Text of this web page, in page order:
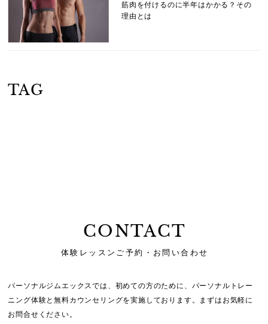
筋肉を付けるのに半年はかかる？その
理由とは
TAG
CONTACT
体験レッスンご予約・お問い合わせ
パーソナルジムエックスでは、初めての方のために、 パーソナルトレー
ニング体験と無料カウンセリングを実施しております。
まずはお気軽に
お問合せください。